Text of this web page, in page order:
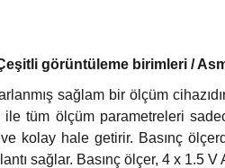
görüntüleme birimleri /
sağlam bir ölçüm
ile tüm ölçüm parametreleri
kolay hale getirir. Basınç
sağlar. Basınç ölçer, 4 x 1.5 V